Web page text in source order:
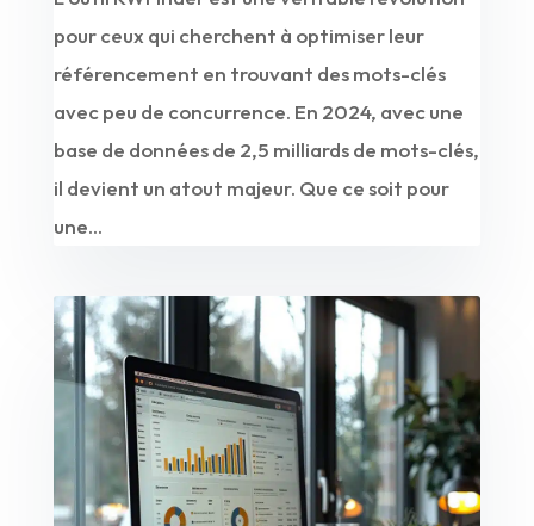
pour ceux qui cherchent à optimiser leur
référencement en trouvant des mots-clés
avec peu de concurrence. En 2024, avec une
base de données de 2,5 milliards de mots-clés,
il devient un atout majeur. Que ce soit pour
une...